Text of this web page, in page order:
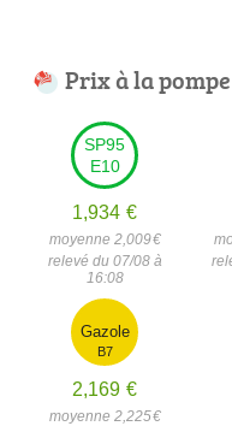
Prix à la pompe
SP95
E10
1,934 €
moyenne 2,009€
relevé du 07/08 à
16:08
Gazole
B7
2,169 €
moyenne 2,225€